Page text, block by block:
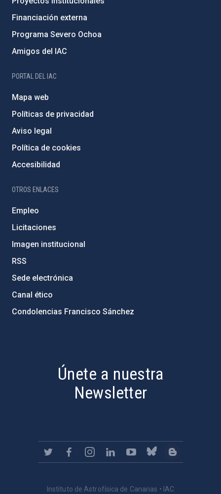
Financiación externa
Programa Severo Ochoa
Amigos del IAC
PORTAL DEL IAC
Mapa web
Políticas de privacidad
Aviso legal
Política de cookies
Accesibilidad
OTROS ENLACES
Empleo
Licitaciones
Imagen institucional
RSS
Sede electrónica
Canal ético
Condolencias Francisco Sánchez
Únete a nuestra
Newsletter
Instituto de Astrofísica de Canarias • IAC